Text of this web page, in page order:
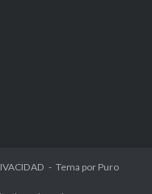
Tema por Puro